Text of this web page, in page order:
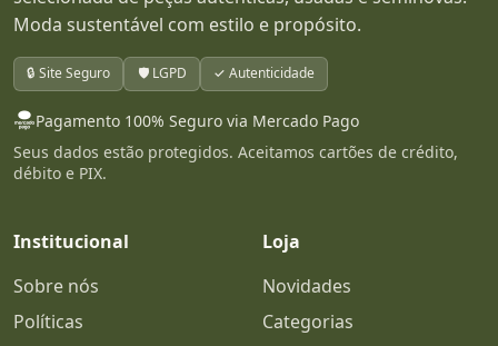
Moda sustentável com estilo e propósito.
🔒 Site Seguro 🛡️ LGPD ✓ Autenticidade
Pagamento 100% Seguro via Mercado Pago
Seus dados estão protegidos. Aceitamos cartões de crédito,
débito e PIX.
Institucional
Sobre nós
Políticas
Loja
Novidades
Categorias